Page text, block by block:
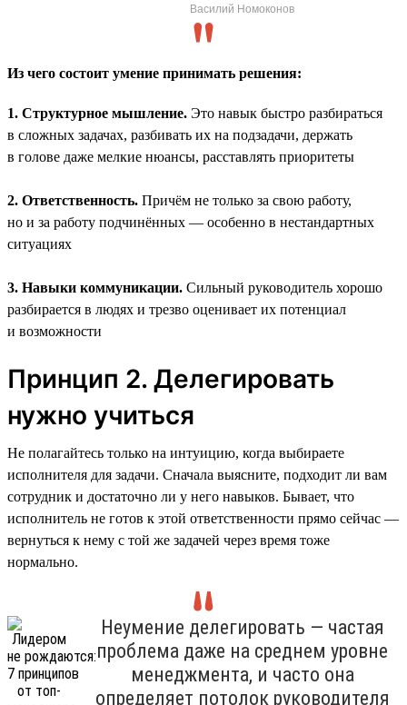
Василий Номоконов
Из чего состоит умение принимать решения:
1. Структурное мышление. Это навык быстро разбираться
в сложных задачах, разбивать их на подзадачи, держать
в голове даже мелкие нюансы, расставлять приоритеты
2. Ответственность. Причём не только за свою работу,
но и за работу подчинённых — особенно в нестандартных
ситуациях
3. Навыки коммуникации. Сильный руководитель хорошо
разбирается в людях и трезво оценивает их потенциал
и возможности
Принцип 2. Делегировать
нужно учиться
Не полагайтесь только на интуицию, когда выбираете
исполнителя для задачи. Сначала выясните, подходит ли вам
сотрудник и достаточно ли у него навыков. Бывает, что
исполнитель не готов к этой ответственности прямо сейчас —
вернуться к нему с той же задачей через время тоже
нормально.
Неумение делегировать — частая
проблема даже на среднем уровне
менеджмента, и часто она
определяет потолок руководителя